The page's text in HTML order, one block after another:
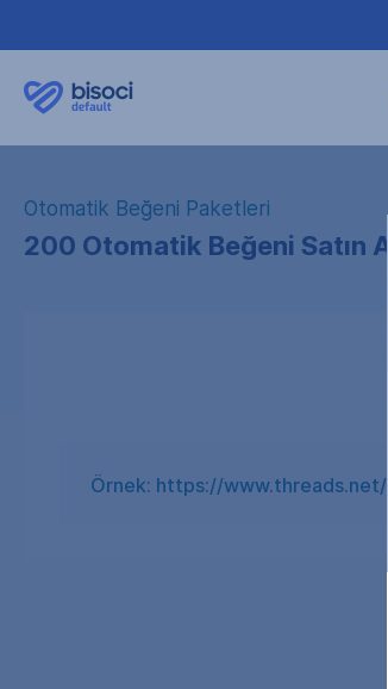
Otomatik Beğeni Paketleri
200 Otomatik Beğeni Satın Al